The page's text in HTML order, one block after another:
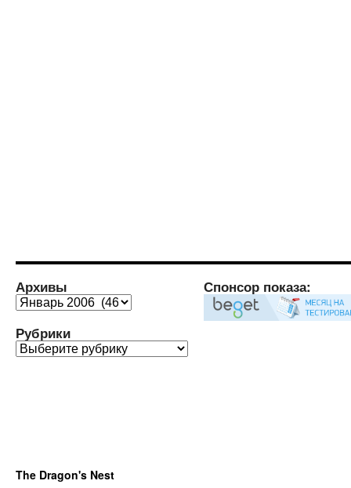
Архивы
Архивы
Рубрики
Рубрики
Спонсор показа:
The Dragon's Nest